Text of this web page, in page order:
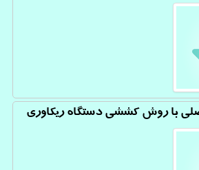
با روش کششی دستگاه ریکاوری